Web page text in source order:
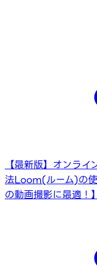
【最新版】オンライ
法Loom(ルーム)の
の動画撮影に最適！